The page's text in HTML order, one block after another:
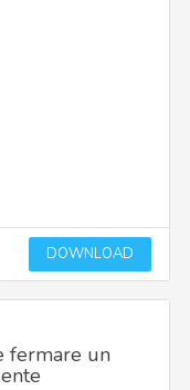
DOWNLOAD
fermare un